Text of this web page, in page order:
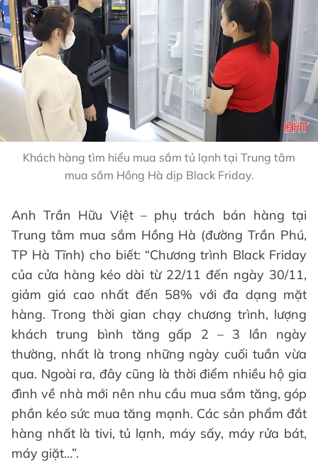
Khách hàng tìm hiểu mua sắm tủ lạnh tại Trung tâm
mua sắm Hồng Hà dịp Black Friday.
Anh Trần Hữu Việt – phụ trách bán hàng tại
Trung tâm mua sắm Hồng Hà (đường Trần Phú,
TP Hà Tĩnh) cho biết: “Chương trình Black Friday
của cửa hàng kéo dài từ 22/11 đến ngày 30/11,
giảm giá cao nhất đến 58% với đa dạng mặt
hàng. Trong thời gian chạy chương trình, lượng
khách trung bình tăng gấp 2 – 3 lần ngày
thường, nhất là trong những ngày cuối tuần vừa
qua. Ngoài ra, đây cũng là thời điểm nhiều hộ gia
đình về nhà mới nên nhu cầu mua sắm tăng, góp
phần kéo sức mua tăng mạnh. Các sản phẩm đắt
hàng nhất là tivi, tủ lạnh, máy sấy, máy rửa bát,
máy giặt…”.